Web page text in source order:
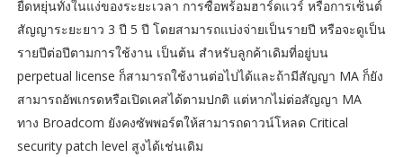
ยืดหยุ่นทั้งในแง่ของระยะเวลา การซื้อพร้อมฮาร์ดแวร์ หรือการเซ็นต์
สัญญาระยะยาว 3 ปี 5 ปี โดยสามารถแบ่งจ่ายเป็นรายปี หรือจะดูเป็น
รายปีต่อปีตามการใช้งาน เป็นต้น สำหรับลูกค้าเดิมที่อยู่บน
perpetual license ก็สามารถใช้งานต่อไปได้และถ้ามีสัญญา MA ก็ยัง
สามารถอัพเกรดหรือเปิดเคสได้ตามปกติ แต่หากไม่ต่อสัญญา MA
ทาง Broadcom ยังคงซัพพอร์ตให้สามารถดาวน์โหลด Critical
security patch level สูงได้เช่นเดิม